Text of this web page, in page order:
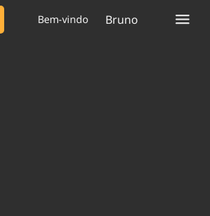
Bem-vindo Bruno